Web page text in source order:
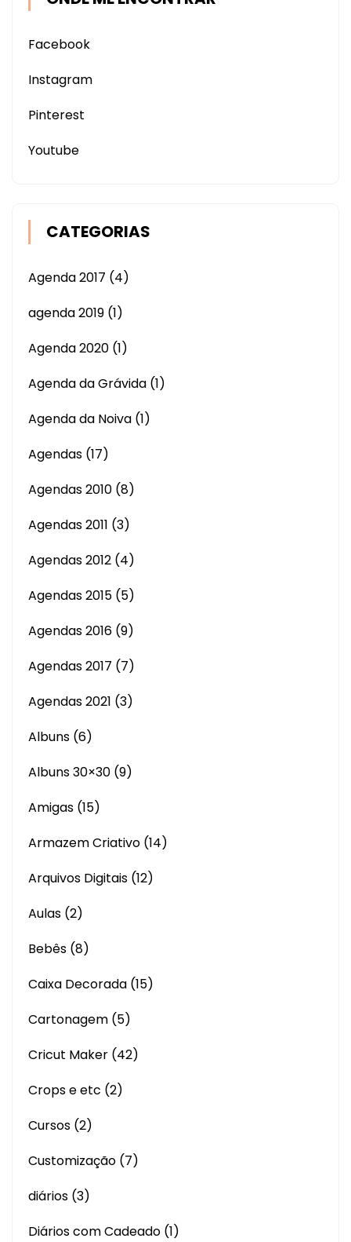
Facebook
Instagram
Pinterest
Youtube
CATEGORIAS
Agenda 2017 (4)
agenda 2019 (1)
Agenda 2020 (1)
Agenda da Grávida (1)
Agenda da Noiva (1)
Agendas (17)
Agendas 2010 (8)
Agendas 2011 (3)
Agendas 2012 (4)
Agendas 2015 (5)
Agendas 2016 (9)
Agendas 2017 (7)
Agendas 2021 (3)
Albuns (6)
Albuns 30×30 (9)
Amigas (15)
Armazem Criativo (14)
Arquivos Digitais (12)
Aulas (2)
Bebês (8)
Caixa Decorada (15)
Cartonagem (5)
Cricut Maker (42)
Crops e etc (2)
Cursos (2)
Customização (7)
diários (3)
Diários com Cadeado (1)